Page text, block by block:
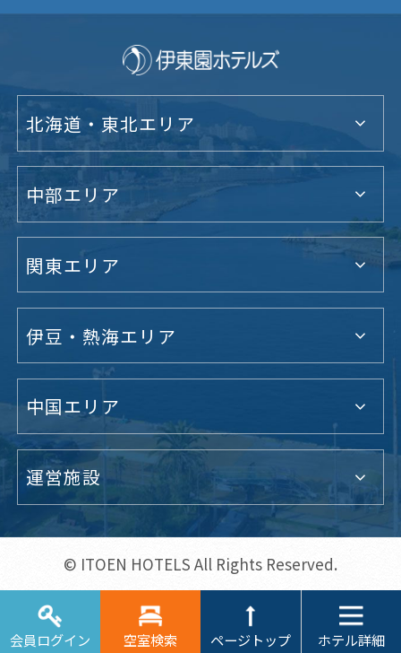
会員ログイン 空室検索 ページトップ ホテル詳細
北海道・東北エリア
中部エリア
関東エリア
伊豆・熱海エリア
中国エリア
運営施設
© ITOEN HOTELS All Rights Reserved.